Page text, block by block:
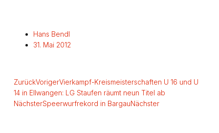
Hans Bendl
31. Mai 2012
ZurückVorigerVierkampf-Kreismeisterschaften U 16 und U
14 in Ellwangen: LG Staufen räumt neun Titel ab
NächsterSpeerwurfrekord in BargauNächster